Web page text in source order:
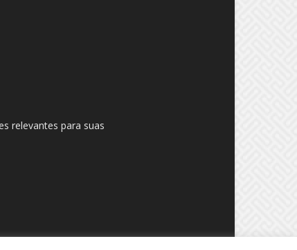
relevantes para suas